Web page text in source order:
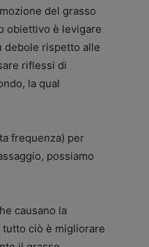
del grasso
obiettivo è levigare
debole rispetto alle
riflessi di
la qual
frequenza) per
possiamo
causano la
ciò è migliorare